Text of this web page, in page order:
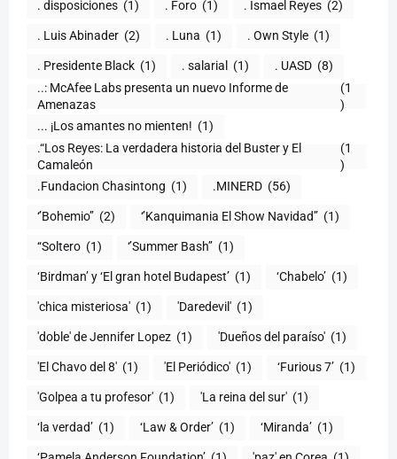
. disposiciones (1) . Foro (1) . Ismael Reyes (2)
. Luis Abinader (2) . Luna (1) . Own Style (1)
. Presidente Black (1) . salarial (1) . UASD (8)
..: McAfee Labs presenta un nuevo Informe de
(1
)
... ¡Los amantes no mienten! (1)
.“Los Reyes: La verdadera historia del Buster y El
Camaleón
(1
)
.Fundacion Chasintong (1) .MINERD (56)
‘’Bohemio’’ (2) ‘’Kanquimania El Show Navidad’’ (1)
‘‘Soltero (1) ‘’Summer Bash’’ (1)
‘Birdman’ y ‘El gran hotel Budapest’ (1) ‘Chabelo’ (1)
'chica misteriosa' (1) 'Daredevil' (1)
'doble' de Jennifer Lopez (1) 'Dueños del paraíso' (1)
'El Chavo del 8' (1) 'El Periódico' (1) ‘Furious 7’ (1)
'Golpea a tu profesor' (1) 'La reina del sur' (1)
‘la verdad’ (1) ‘Law & Order’ (1) ‘Miranda’ (1)